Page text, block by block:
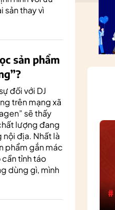
sản thay vì
sản phẩm
đối với DJ
trên mạng xã
sẽ thấy
lượng đang
địa. Nhất là
phẩm gắn mác
tỉnh táo
dùng gì, mình
#